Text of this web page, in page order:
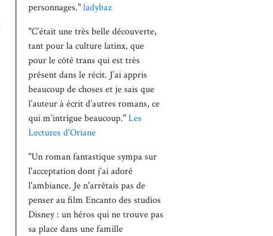
personnages."ladybaz
"C’était une très belle découverte,
tant pour la culture latinx, que
pour le côté trans qui est très
présent dans le récit. J’ai appris
beaucoup de choses et je sais que
l’auteur à écrit d’autres romans, ce
qui m’intrigue beaucoup."Les
Lectures d'Oriane
"Un roman fantastique sympa sur
l'acceptation dont j'ai adoré
l'ambiance. Je n'arrêtais pas de
penser au film Encanto des studios
Disney : un héros qui ne trouve pas
sa place dans une famille